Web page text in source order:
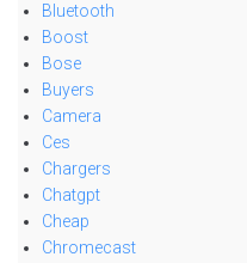
Bluetooth
Boost
Bose
Buyers
Camera
Ces
Chargers
Chatgpt
Cheap
Chromecast